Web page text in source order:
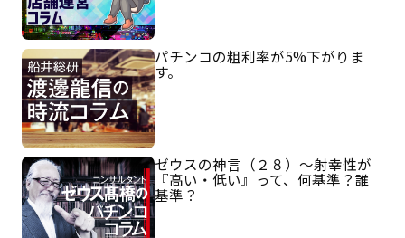
パチンコの粗利率が5%下がりま
す。
ゼウスの神言（２８）～射幸性が
『高い・低い』って、何基準？誰
基準？